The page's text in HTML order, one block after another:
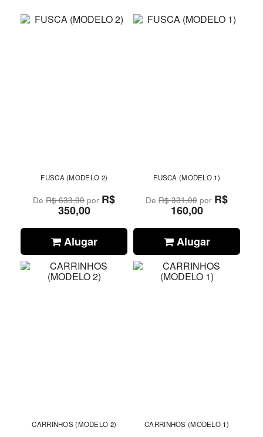
FUSCA (MODELO 2)
DeR$ 633,00por R$
350,00
Alugar
FUSCA (MODELO 1)
DeR$ 331,00 por R$
160,00
Alugar
CARRINHOS (MODELO 2) CARRINHOS (MODELO 1)